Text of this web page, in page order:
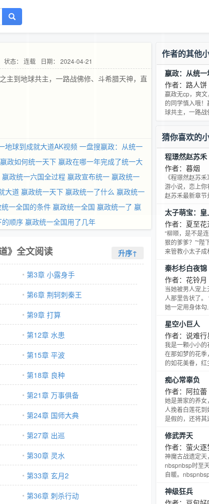
状态： 连载 日期： 2024-04-21
主到地球共主，一路战佛修、斗希腊天神，直
地球到成就大道AK视频 一盘搜嬴政：从统一
嬴政如何统一天下 嬴政在哪一年完成了统一大
嬴政统一六国全过程 嬴政宣布统一 嬴政统一
大道 嬴政统一天下 嬴政统一了什么 嬴政统一
一全国的条件 嬴政统一全国 嬴政统一了 嬴
顺序 嬴政统一全国用了几年
》全文阅读 升序↑
第3章 小露身手
第6章 荆轲刺秦王
第9章 打算
第12章 水患
第15章 平波
第18章 良种
第21章 万事俱备
第24章 国师大典
第27章 出巡
第30章 灵水
第33章 玄月2
第36章 刺杀行动
作者的其他
嬴政：从统
作者：路人饼
嬴政无cp，爽
的同学慎入哦
球共主，一路战
猜你喜欢的
程璟然赵苏禾
作者：暮烟
《程璟然赵苏
游小说，恋上
赵苏禾最新章节
代表恋上你看书
赵苏禾读者的观
太子萌宝：
作者：夏至花
“柳顺，是不是
狠的爹爹？”“陛
来管教小太子成
当看到他那张与
就忍不住……想
下一惊，虽然
仍旧清清楚楚
的就是前太子
秦杉杉白夜锦
作者：花铃月
当她被男人宠
人那里告状了。
她一定用身体勾.
那个高层，她的
星空小巨人
作者：说难行
我是一颗小小
在那如梦的花
的如花美眷，红
年的情怀：小楼
歌，蓦然回首，
有菁菁学子从
无垠的星空。
痴心常辜负
作者：阿拉蕾
她是萧家的养
人挽着白莲花
是假的，还将其
萧家最尊贵的男
虐狗，将这世
修武弄天
作者：萤火逐
神魔古战遗定天
nbspnbsp时至
自暖。
神级狂兵